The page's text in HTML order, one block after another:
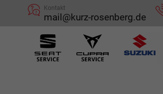
Kontakt
mail@kurz-rosenberg.de